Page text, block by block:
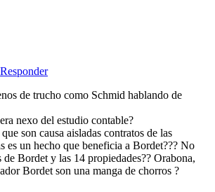
Responder
de trucho como Schmid hablando de
nexo del estudio contable?
son causa aisladas contratos de las
es un hecho que beneficia a Bordet??? No
de Bordet y las 14 propiedades?? Orabona,
Bordet son una manga de chorros ?